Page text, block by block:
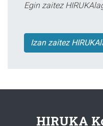
Egin zaitez
Izan zaitez
HIRUKA